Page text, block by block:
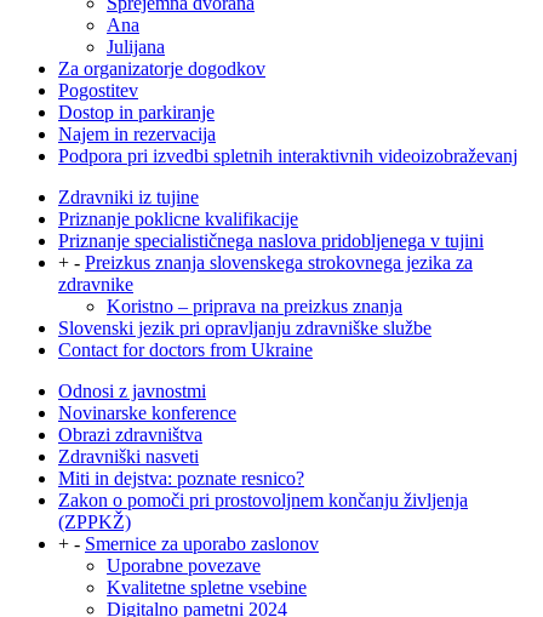
Ana
Julijana
Za organizatorje dogodkov
Pogostitev
Dostop in parkiranje
Najem in rezervacija
Podpora pri izvedbi spletnih interaktivnih videoizobraževanj
Zdravniki iz tujine
Priznanje poklicne kvalifikacije
Priznanje specialističnega naslova pridobljenega v tujini
+ - Preizkus znanja slovenskega strokovnega jezika za
zdravnike
Koristno – priprava na preizkus znanja
Slovenski jezik pri opravljanju zdravniške službe
Contact for doctors from Ukraine
Odnosi z javnostmi
Novinarske konference
Obrazi zdravništva
Zdravniški nasveti
Miti in dejstva: poznate resnico?
Zakon o pomoči pri prostovoljnem končanju življenja
(ZPPKŽ)
+ - Smernice za uporabo zaslonov
Uporabne povezave
Kvalitetne spletne vsebine
Digitalno pametni 2024